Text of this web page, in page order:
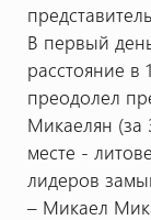
В первый
расстояние
преодолел
Микаелян (за
месте -
лидеров
– Микаел